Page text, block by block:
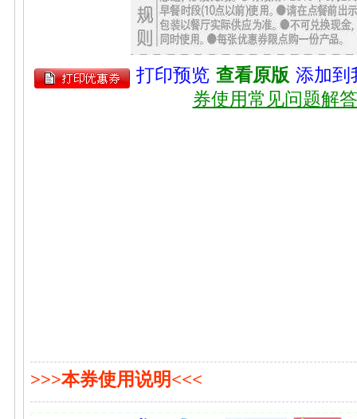
打印预览 查看原版 添加到
券使用常见问题解
>>>本券使用说明<<<